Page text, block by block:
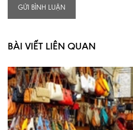
GỬI BÌNH LUẬN
BÀI VIẾT LIÊN QUAN